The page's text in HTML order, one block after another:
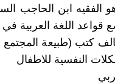
ابن الحاجب
اللغة العربية في
كتب (طبيعة المجتمع
النفسية للاطفال